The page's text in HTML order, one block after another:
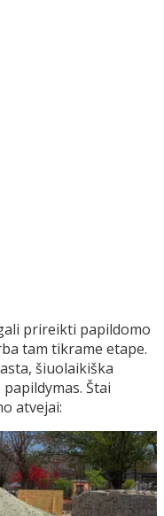
prireikti papildomo
tam tikrame etape.
šiuolaikiška
Štai
atvejai: